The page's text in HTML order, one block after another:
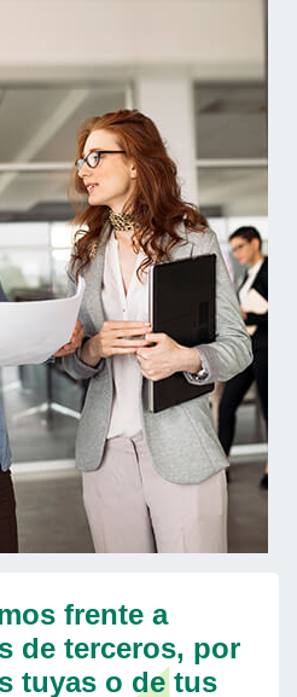
frente a
de terceros, por
tuyas o de tus